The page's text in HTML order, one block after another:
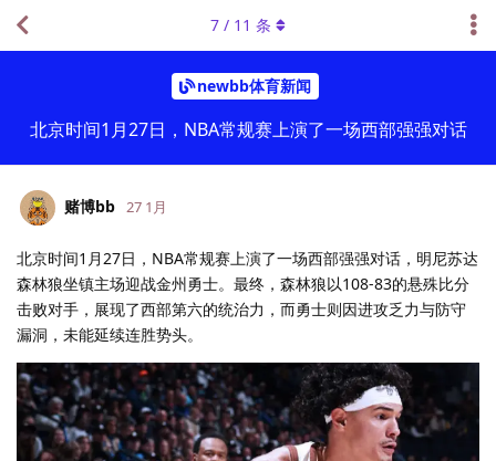
newbb体育新闻
北京时间1月27日，NBA常规赛上演了一场西部强强对话
7 / 11 条
赌博bb 27 1月
北京时间1月27日，NBA常规赛上演了一场西部强强对话，明尼苏达
森林狼坐镇主场迎战金州勇士。最终，森林狼以108-83的悬殊比分
击败对手，展现了西部第六的统治力，而勇士则因进攻乏力与防守
漏洞，未能延续连胜势头。